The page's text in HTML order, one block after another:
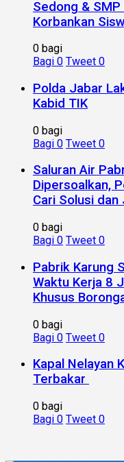
Sedong &
Korbankan
0 bagi
Bagi 0 Tweet 0
Polda Jabar
Kabid TIK
0 bagi
Bagi 0 Tweet 0
Saluran Air
Dipersoalkan,
Cari Solusi
0 bagi
Bagi 0 Tweet 0
Pabrik Karung
Waktu Kerja 8
Khusus
0 bagi
Bagi 0 Tweet 0
Kapal Nelayan
Terbakar
0 bagi
Bagi 0 Tweet 0